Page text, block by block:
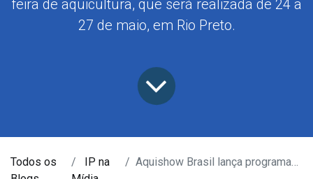
feira de aquicultura, que será realizada de 24 a
27 de maio, em Rio Preto.
Todos os
IP na
Aquishow Brasil lança programação em Rio Preto